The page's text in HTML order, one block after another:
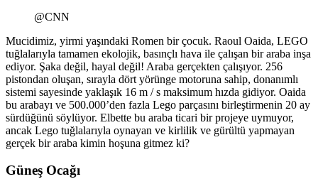
@CNN
Mucidimiz, yirmi yaşındaki Romen bir çocuk. Raoul Oaida, LEGO
tuğlalarıyla tamamen ekolojik, basınçlı hava ile çalışan bir araba inşa
ediyor. Şaka değil, hayal değil! Araba gerçekten çalışıyor. 256
pistondan oluşan, sırayla dört yörünge motoruna sahip, donanımlı
sistemi sayesinde yaklaşık 16 m / s maksimum hızda gidiyor. Oaida
bu arabayı ve 500.000’den fazla Lego parçasını birleştirmenin 20 ay
sürdüğünü söylüyor. Elbette bu araba ticari bir projeye uymuyor,
ancak Lego tuğlalarıyla oynayan ve kirlilik ve gürültü yapmayan
gerçek bir araba kimin hoşuna gitmez ki?
Güneş Ocağı